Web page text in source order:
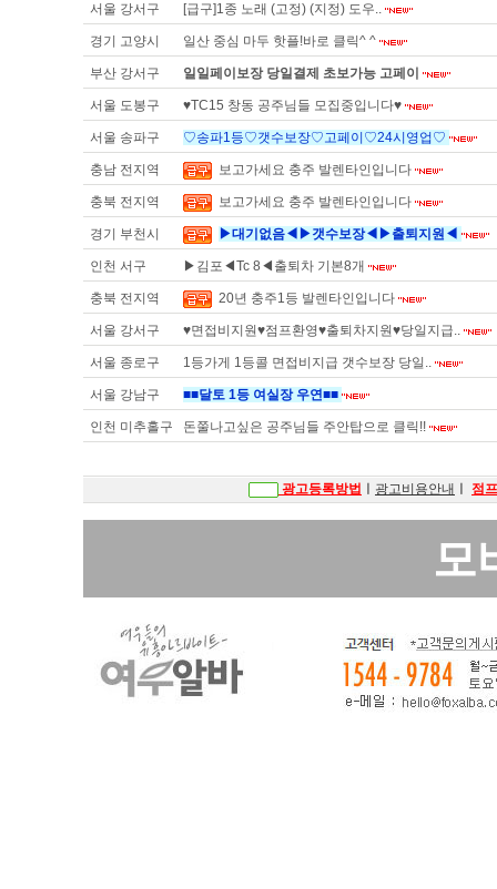
서울 강서구 [급구]1종 노래 (고정) (지정) 도우..
경기 고양시 일산 중심 마두 핫플!바로 클릭^ ^
부산 강서구 일일페이보장 당일결제 초보가능 고페이
서울 도봉구 ♥TC15 창동 공주님들 모집중입니다♥
서울 송파구 ♡송파1등♡갯수보장♡고페이♡24시영업♡
충남 전지역 보고가세요 충주 발렌타인입니다
충북 전지역 보고가세요 충주 발렌타인입니다
경기 부천시 ▶대기없음◀▶갯수보장◀▶출퇴지원◀
인천 서구 ▶김포◀Tc 8◀출퇴차 기본8개
충북 전지역 20년 충주1등 발렌타인입니다
서울 강서구 ♥면접비지원♥점프환영♥출퇴차지원♥당일지급..
서울 종로구 1등가게 1등콜 면접비지급 갯수보장 당일..
서울 강남구 ■■달토 1등 여실장 우연■■
인천 미추홀구 돈쭐나고싶은 공주님들 주안탑으로 클릭!!
광고등록방법 광고비용안내 점
모